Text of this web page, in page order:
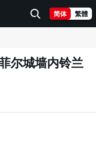
简体 繁體
尔城墙内铃兰